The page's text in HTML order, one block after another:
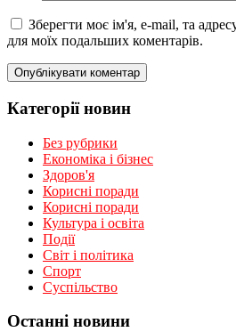
Зберегти моє ім'я, e-mail, та
для моїх подальших коментарів.
Категорії новин
Без рубрики
Економіка і бізнес
Здоров'я
Корисні поради
Корисні поради
Культура і освіта
Події
Світ і політика
Спорт
Суспільство
Останні новини